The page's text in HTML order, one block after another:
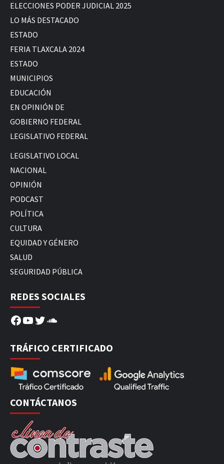
ELECCIONES PODER JUDICIAL 2025
LO MÁS DESTACADO
ESTADO
FERIA TLAXCALA 2024
ESTADO
MUNICIPIOS
EDUCACIÓN
EN OPINIÓN DE
GOBIERNO FEDERAL
LEGISLATIVO FEDERAL
LEGISLATIVO LOCAL
NACIONAL
OPINIÓN
PODCAST
POLÍTICA
CULTURA
EQUIDAD Y GÉNERO
SALUD
SEGURIDAD PÚBLICA
REDES SOCIALES
Facebook
YouTube
Twitter
SoundCloud
TRÁFICO CERTIFICADO
CONTÁCTANOS